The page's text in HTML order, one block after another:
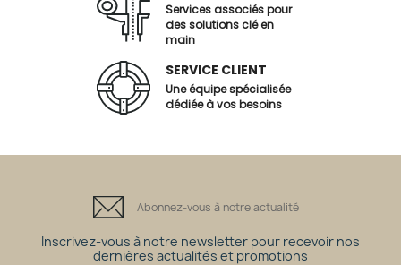
Services associés pour
des solutions clé en
main
SERVICE CLIENT
Une équipe spécialisée
dédiée à vos besoins
Abonnez-vous à notre actualité
Inscrivez-vous à notre newsletter pour recevoir nos
dernières actualités et promotions